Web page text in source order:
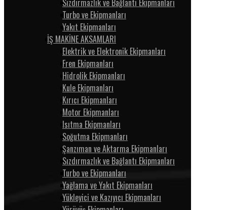
Sızdırmazlık ve Bağlantı Ekipmanları
Turbo ve Ekipmanları
Yakıt Ekipmanları
İŞ MAKİNE AKSAMLARI
Elektrik ve Elektronik Ekipmanları
Fren Ekipmanları
Hidrolik Ekipmanları
Kule Ekipmanları
Kırıcı Ekipmanları
Motor Ekipmanları
Isıtma Ekipmanları
Soğutma Ekipmanları
Şanzıman ve Aktarma Ekipmanları
Sızdırmazlık ve Bağlantı Ekipmanları
Turbo ve Ekipmanları
Yağlama ve Yakıt Ekipmanları
Yükleyici ve Kazıyıcı Ekipmanları